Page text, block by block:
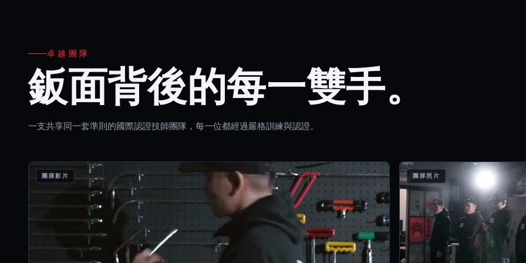
卓越團隊
鈑面背後的每一雙手。
一支共享同一套準則的國際認證技師團隊，每一位都經過嚴格訓練與認證。
團隊影片 團隊照片